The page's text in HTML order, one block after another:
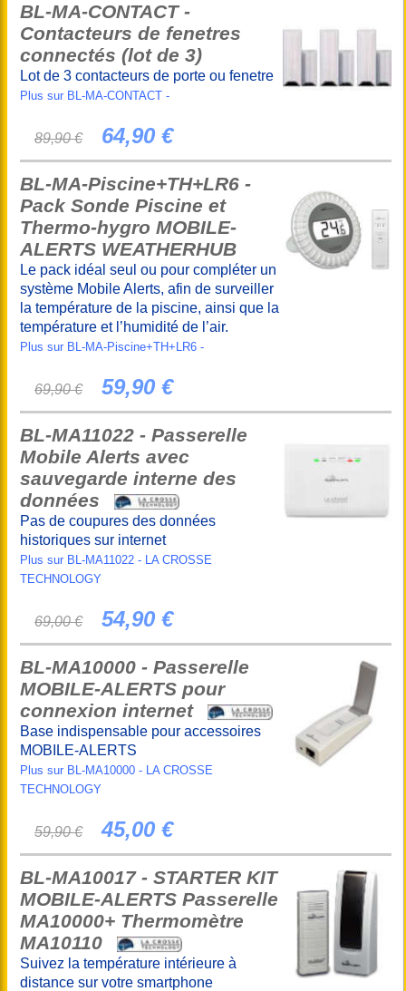
BL-MA-CONTACT -
Contacteurs de fenetres
connectés (lot de 3)
Lot de 3 contacteurs de porte ou fenetre
Plus sur BL-MA-CONTACT -
89,90 € 64,90 €
BL-MA-Piscine+TH+LR6 -
Pack Sonde Piscine et
Thermo-hygro MOBILE-
ALERTS WEATHERHUB
Le pack idéal seul ou pour compléter un
système Mobile Alerts, afin de surveiller
la température de la piscine, ainsi que la
température et l’humidité de l’air.
Plus sur BL-MA-Piscine+TH+LR6 -
69,90 € 59,90 €
BL-MA11022 - Passerelle
Mobile Alerts avec
sauvegarde interne des
données
Pas de coupures des données
historiques sur internet
Plus sur BL-MA11022 - LA CROSSE
TECHNOLOGY
69,00 € 54,90 €
BL-MA10000 - Passerelle
MOBILE-ALERTS pour
connexion internet
Base indispensable pour accessoires
MOBILE-ALERTS
Plus sur BL-MA10000 - LA CROSSE
TECHNOLOGY
59,90 € 45,00 €
BL-MA10017 - STARTER KIT
MOBILE-ALERTS Passerelle
MA10000+ Thermomètre
MA10110
Suivez la température intérieure à
distance sur votre smartphone